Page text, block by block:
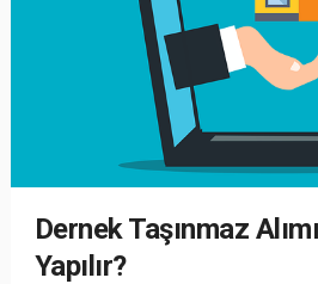
Dernek Taşınmaz
Yapılır?